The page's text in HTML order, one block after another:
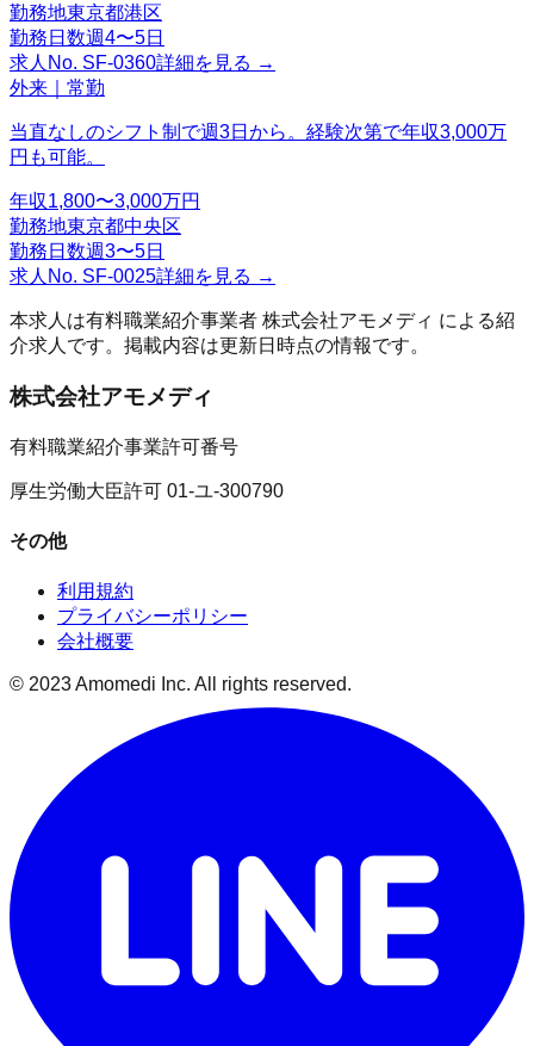
勤務地東京都港区
勤務日数週4〜5日
求人No. SF-0360詳細を見る →
外来｜常勤
当直なしのシフト制で週3日から。経験次第で年収3,000万
円も可能。
年収1,800〜3,000万円
勤務地東京都中央区
勤務日数週3〜5日
求人No. SF-0025詳細を見る →
本求人は有料職業紹介事業者 株式会社アモメディ による紹
介求人です。掲載内容は更新日時点の情報です。
株式会社アモメディ
有料職業紹介事業許可番号
厚生労働大臣許可 01-ユ-300790
その他
利用規約
プライバシーポリシー
会社概要
© 2023 Amomedi Inc. All rights reserved.